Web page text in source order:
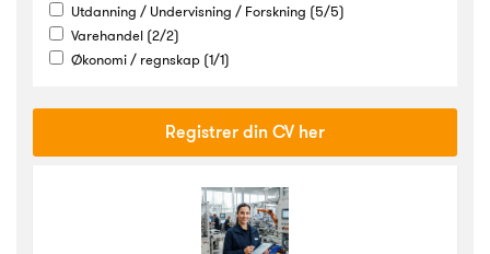
Utdanning / Undervisning / Forskning (5/5)
Varehandel (2/2)
Økonomi / regnskap (1/1)
Registrer din CV her